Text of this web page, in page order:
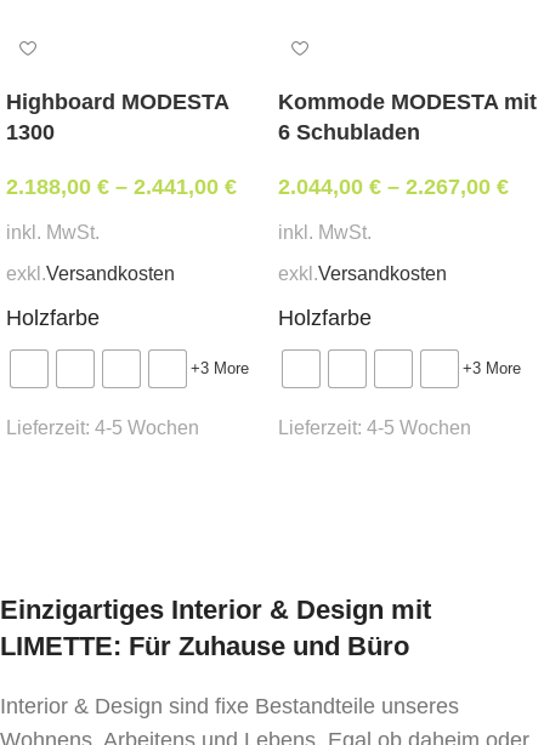
Highboard MODESTA
1300
2.188,00 € – 2.441,00 €
inkl. MwSt.
exkl.Versandkosten
Holzfarbe
+3 More
Lieferzeit: 4-5 Wochen
Kommode MODESTA mit
6 Schubladen
2.044,00 € – 2.267,00 €
inkl. MwSt.
exkl.Versandkosten
Holzfarbe
+3 More
Lieferzeit: 4-5 Wochen
Einzigartiges Interior & Design mit
LIMETTE: Für Zuhause und Büro
Interior & Design sind fixe Bestandteile unseres
Wohnens, Arbeitens und Lebens. Egal ob daheim oder